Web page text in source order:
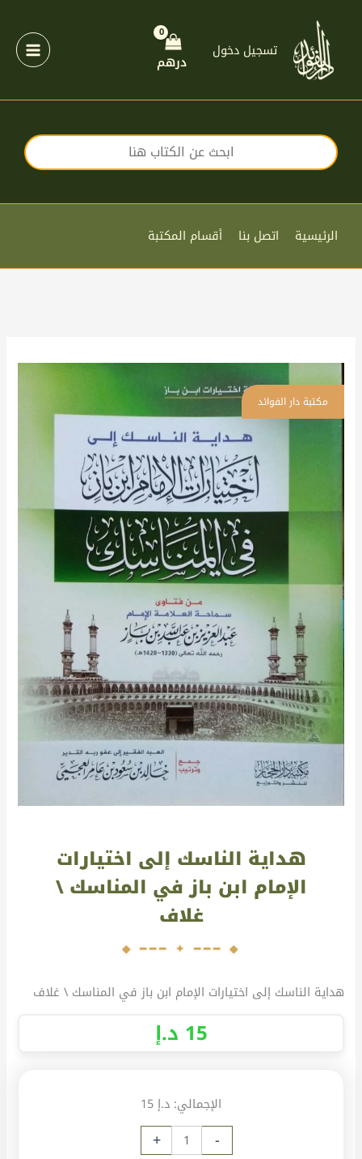
المحتوى
تسجيل دخول
درهم
الرئيسية اتصل بنا أقسام المكتبة
هداية الناسك إلى اختيارات
الإمام ابن باز في المناسك \
غلاف
هداية الناسك إلى اختيارات الإمام ابن باز في المناسك \ غلاف
-
الناسك
اختيارات
الإمام
ابن
باز
في
المناسك
\
غلاف
+
الإجمالي: د.إ 15
15 د.إ